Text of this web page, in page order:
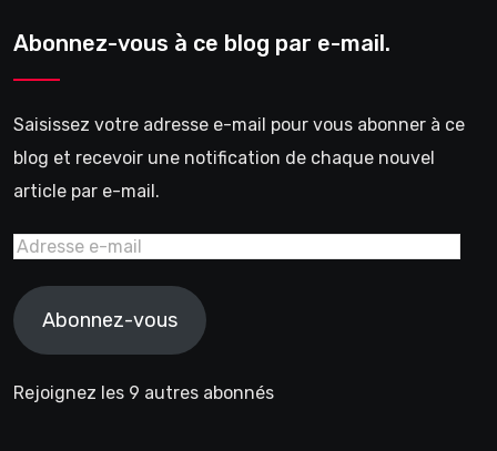
Abonnez-vous à ce blog par e-mail.
Saisissez votre adresse e-mail pour vous abonner à ce
blog et recevoir une notification de chaque nouvel
article par e-mail.
Adresse
mailAbonnez-vous
Rejoignez les 9 autres abonnés